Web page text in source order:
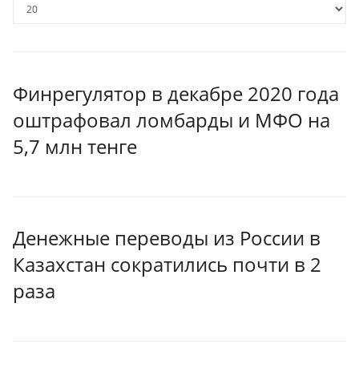
Финрегулятор в декабре 2020 года
оштрафовал ломбарды и МФО на
5,7 млн тенге
Денежные переводы из России в
Казахстан сократились почти в 2
раза